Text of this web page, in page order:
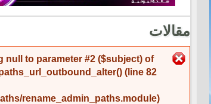
مقالات
رسالة الخطأ
null to parameter #2 ($subject) of
(line 82
rename_admin_paths.module).